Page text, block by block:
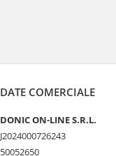
DATE COMERCIALE
DONIC ON-LINE S.R.L.
J2024000726243
50052650